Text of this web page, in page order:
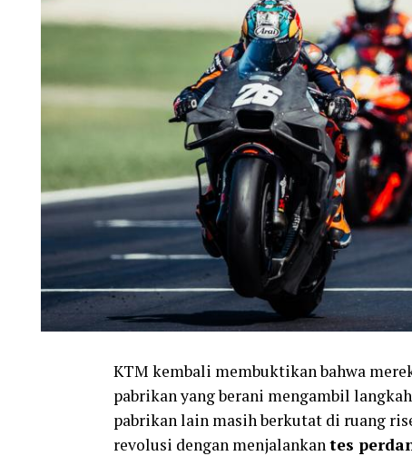
KTM kembali membuktikan bahwa
pabrikan yang berani mengambil
pabrikan lain masih berkutat di ruang
revolusi dengan menjalankantes